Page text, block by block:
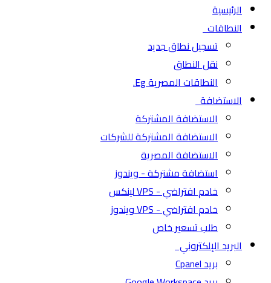
الرئيسية
النطاقات
تسجيل نطاق جديد
نقل النطاق
النطاقات المصرية Eg.
الاستضافة
الاستضافة المشتركة
الاستضافة المشتركة للشركات
الاستضافة المصرية
استضافة مشتركة - ويندوز
خادم افتراضي - VPS لينكس
خادم افتراضي - VPS ويندوز
طلب تسعير خاص
البريد الإلكتروني
بريد Cpanel